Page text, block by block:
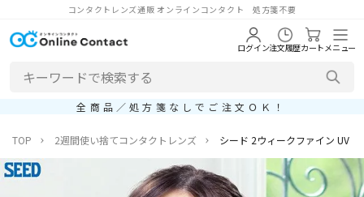
コンタクトレンズ通販 オンラインコンタクト 処方箋不要
ログイン注文履歴カートメニュー
全商品／処方箋なしでご注文ＯＫ！
TOP 2週間使い捨てコンタクトレンズ シード 2ウィークファイン UV